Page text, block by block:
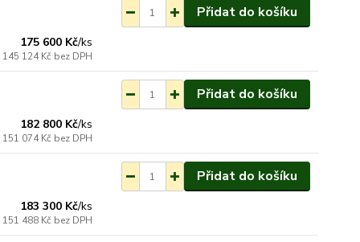
175 600 Kč/ks
145 124 Kč bez DPH
Přidat do košíku
182 800 Kč/ks
151 074 Kč bez DPH
Přidat do košíku
183 300 Kč/ks
151 488 Kč bez DPH
Přidat do košíku